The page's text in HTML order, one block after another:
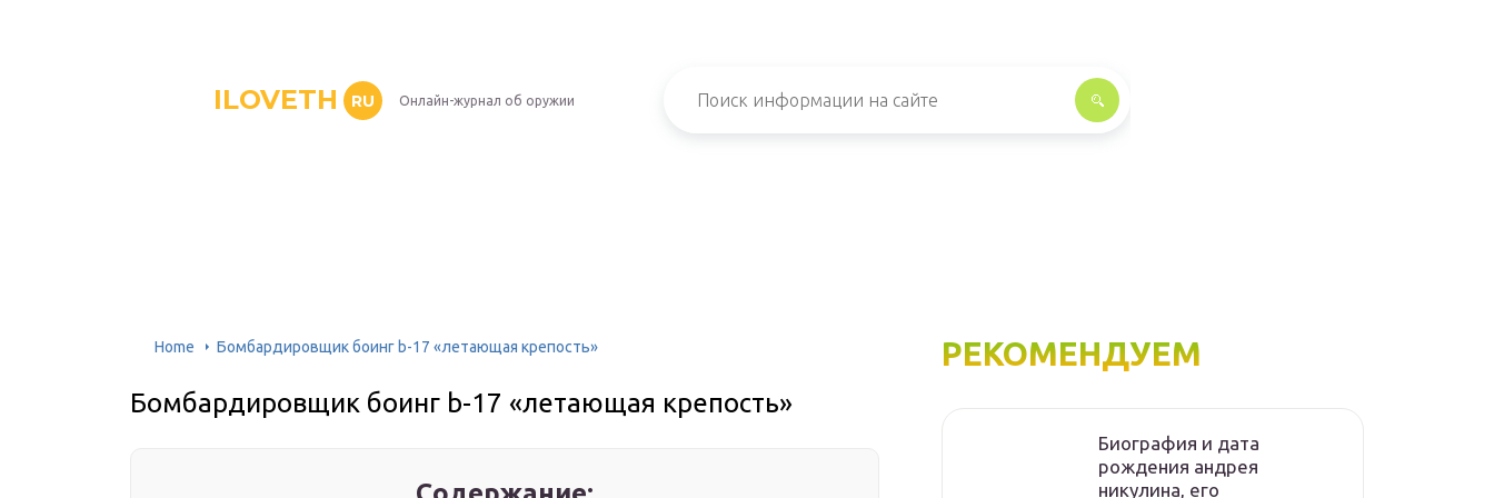
ILOVETH RU Онлайн-журнал об оружии
Home Бомбардировщик боинг b-17 «летающая крепость»
Бомбардировщик боинг b-17 «летающая крепость»
РЕКОМЕНДУЕМ
Биография и дата
рождения андрея
никулина, его